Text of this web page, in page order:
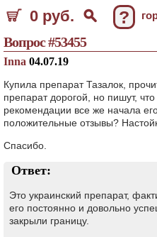
0 руб. ?
Вопрос #53455
Inna 04.07.19
Купила препарат Тазалок,
препарат дорогой, но пишут,
рекомендации все же начала
положительные отзывы?
Спасибо.
Ответ:
Это украинский препарат,
его постоянно и довольно
закрыли границу.